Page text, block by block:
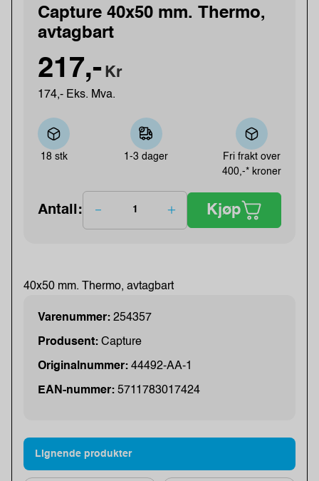
Capture 40x50 mm. Thermo,
avtagbart
217,- Kr
174,- Eks. Mva.
18 stk 1-3 dager
Fri frakt over
400,-* kroner
Antall: Kjøp
40x50 mm. Thermo, avtagbart
Varenummer: 254357
Produsent: Capture
Originalnummer: 44492-AA-1
EAN-nummer: 5711783017424
Lignende produkter